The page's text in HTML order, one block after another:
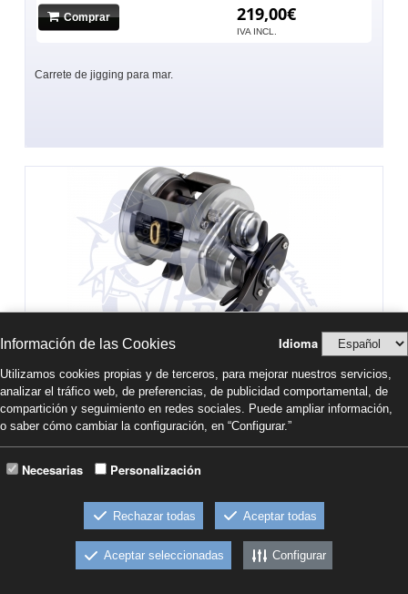
Comprar 219,00€
IVA INCL.
Carrete de jigging para mar.
DAIWA CATALINA BAY JIGGING
Carrete de casting para jigging en el mar.
Información de las Cookies Idioma
Utilizamos cookies propias y de terceros, para mejorar nuestros servicios,
analizar el tráfico web, de preferencias, de publicidad comportamental, de
compartición y seguimiento en redes sociales. Puede ampliar información,
o saber cómo cambiar la configuración, en “Configurar.”
Necesarias Personalización
Rechazar todas Aceptar todas
Aceptar seleccionadas Configurar